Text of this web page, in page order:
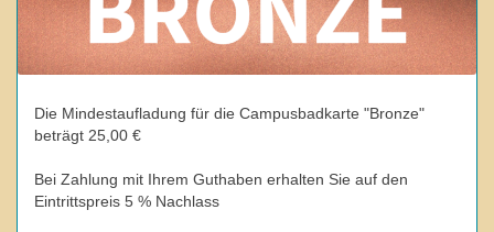
Die Mindestaufladung für die Campusbadkarte "Bronze"
beträgt 25,00 €
Bei Zahlung mit Ihrem Guthaben erhalten Sie auf den
Eintrittspreis 5 % Nachlass